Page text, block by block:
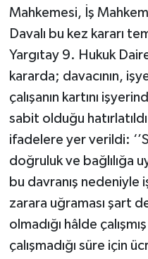
Mahkemesi, İş
Davalı bu kez kararı
Yargıtay 9. Hukuk
kararda; davacının,
çalışanın kartını
sabit olduğu
ifadelere yer verildi:
doğruluk ve bağlılığa
bu davranış nedeniyle
zarara uğraması şart
olmadığı hâlde
çalışmadığı süre için